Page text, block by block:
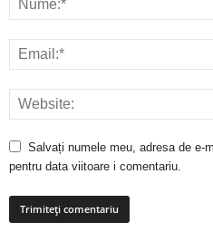
Salvați numele meu, adresa de e-
pentru data viitoare i comentariu.